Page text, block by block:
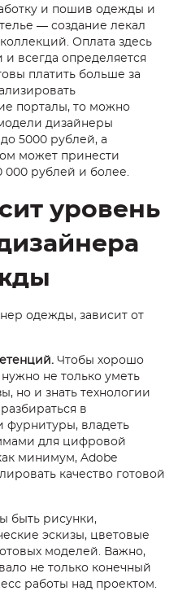
и пошив одежды и
— создание лекал
Оплата здесь
и всегда определяется
платить больше за
порталы, то можно
дизайнеры
5000 рублей, а
может принести
000 рублей и более.
уровень
одежды, зависит от
Чтобы хорошо
не только уметь
но и знать технологии
в
фурнитуры, владеть
для цифровой
минимум, Adobe
качество готовой
быть рисунки,
эскизы, цветовые
моделей. Важно,
не только конечный
работы над проектом.